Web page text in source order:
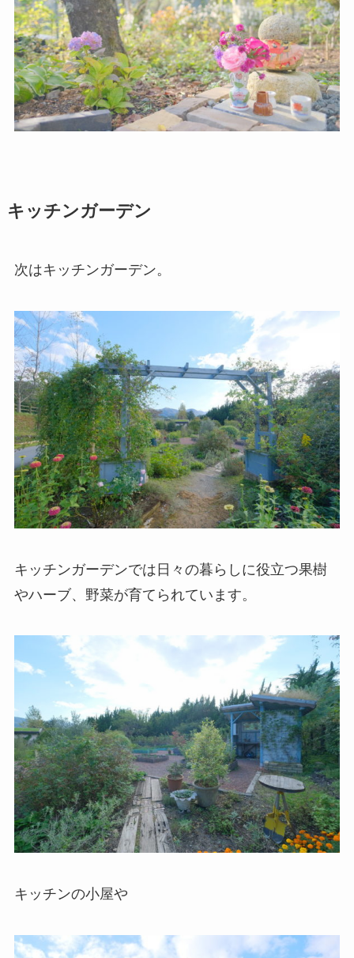
キッチンガーデン
次はキッチンガーデン。
キッチンガーデンでは日々の暮らしに役立つ果樹
やハーブ、野菜が育てられています。
キッチンの小屋や